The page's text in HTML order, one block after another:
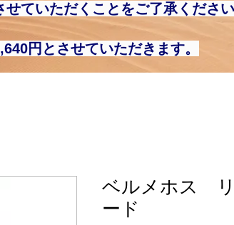
ていただくことをご了承くださ
円とさせていただきます。
ベルメホス
ード